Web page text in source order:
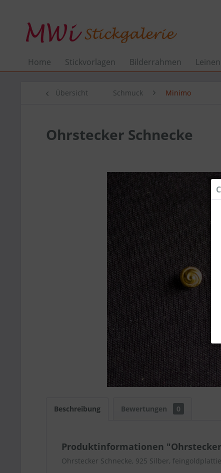
Home Stickvorlagen Bilderrahmen Leinen
Übersicht Schmuck Minimo
Ohrstecker Schnecke
Beschreibung Bewertungen 0
Produktinformationen
Ohrstecker Schnecke, 925 Silber,